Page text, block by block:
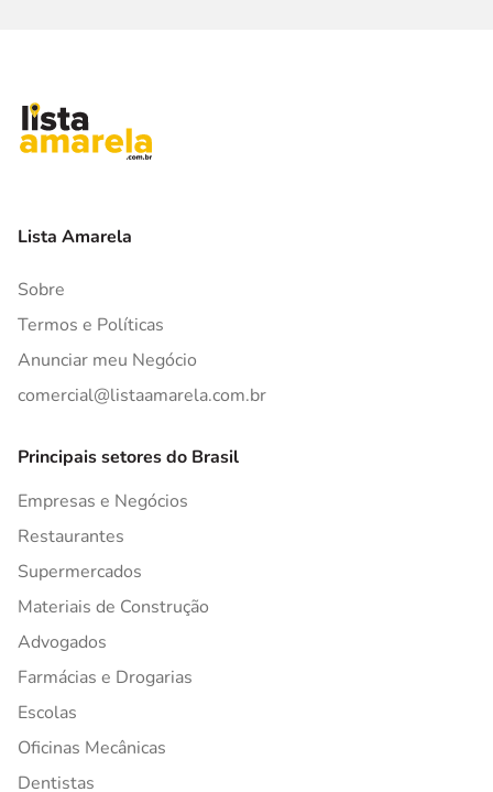
Lista Amarela
Sobre
Termos e Políticas
Anunciar meu Negócio
comercial@listaamarela.com.br
Principais setores do Brasil
Empresas e Negócios
Restaurantes
Supermercados
Materiais de Construção
Advogados
Farmácias e Drogarias
Escolas
Oficinas Mecânicas
Dentistas